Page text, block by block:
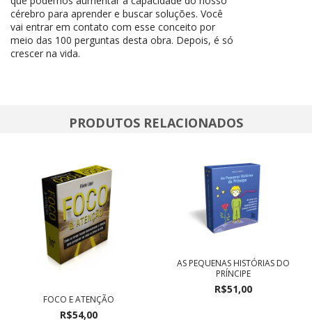
cérebro para aprender e buscar soluções. Você
vai entrar em contato com esse conceito por
meio das 100 perguntas desta obra. Depois, é só
crescer na vida.
PRODUTOS RELACIONADOS
FOCO E ATENÇÃO
R$54,00
AS PEQUENAS HISTÓRIAS DO
PRÍNCIPE
R$51,00